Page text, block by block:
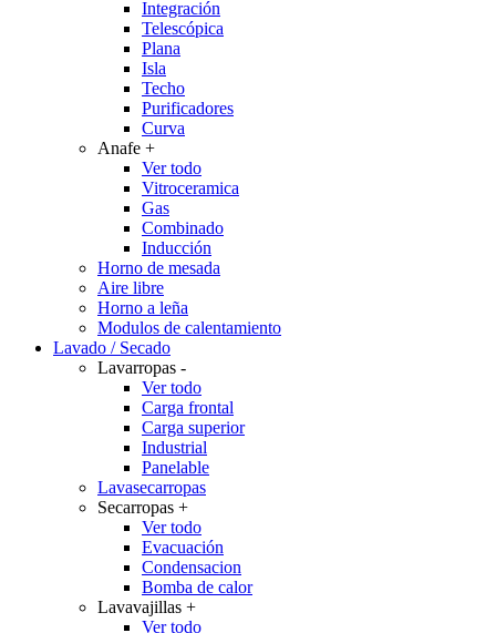
Integración
Telescópica
Plana
Isla
Techo
Purificadores
Curva
Anafe +
Ver todo
Vitroceramica
Gas
Combinado
Inducción
Horno de mesada
Aire libre
Horno a leña
Modulos de calentamiento
Lavado / Secado
Lavarropas -
Ver todo
Carga frontal
Carga superior
Industrial
Panelable
Lavasecarropas
Secarropas +
Ver todo
Evacuación
Condensacion
Bomba de calor
Lavavajillas +
Ver todo